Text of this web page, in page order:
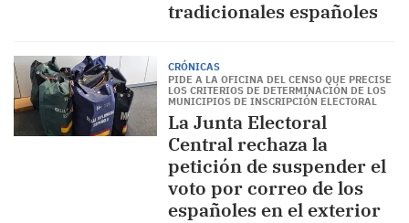
tradicionales españoles
CRÓNICAS
PIDE A LA OFICINA DEL CENSO QUE PRECISE
LOS CRITERIOS DE DETERMINACIÓN DE LOS
MUNICIPIOS DE INSCRIPCIÓN ELECTORAL
La Junta Electoral
Central rechaza la
petición de suspender el
voto por correo de los
españoles en el exterior